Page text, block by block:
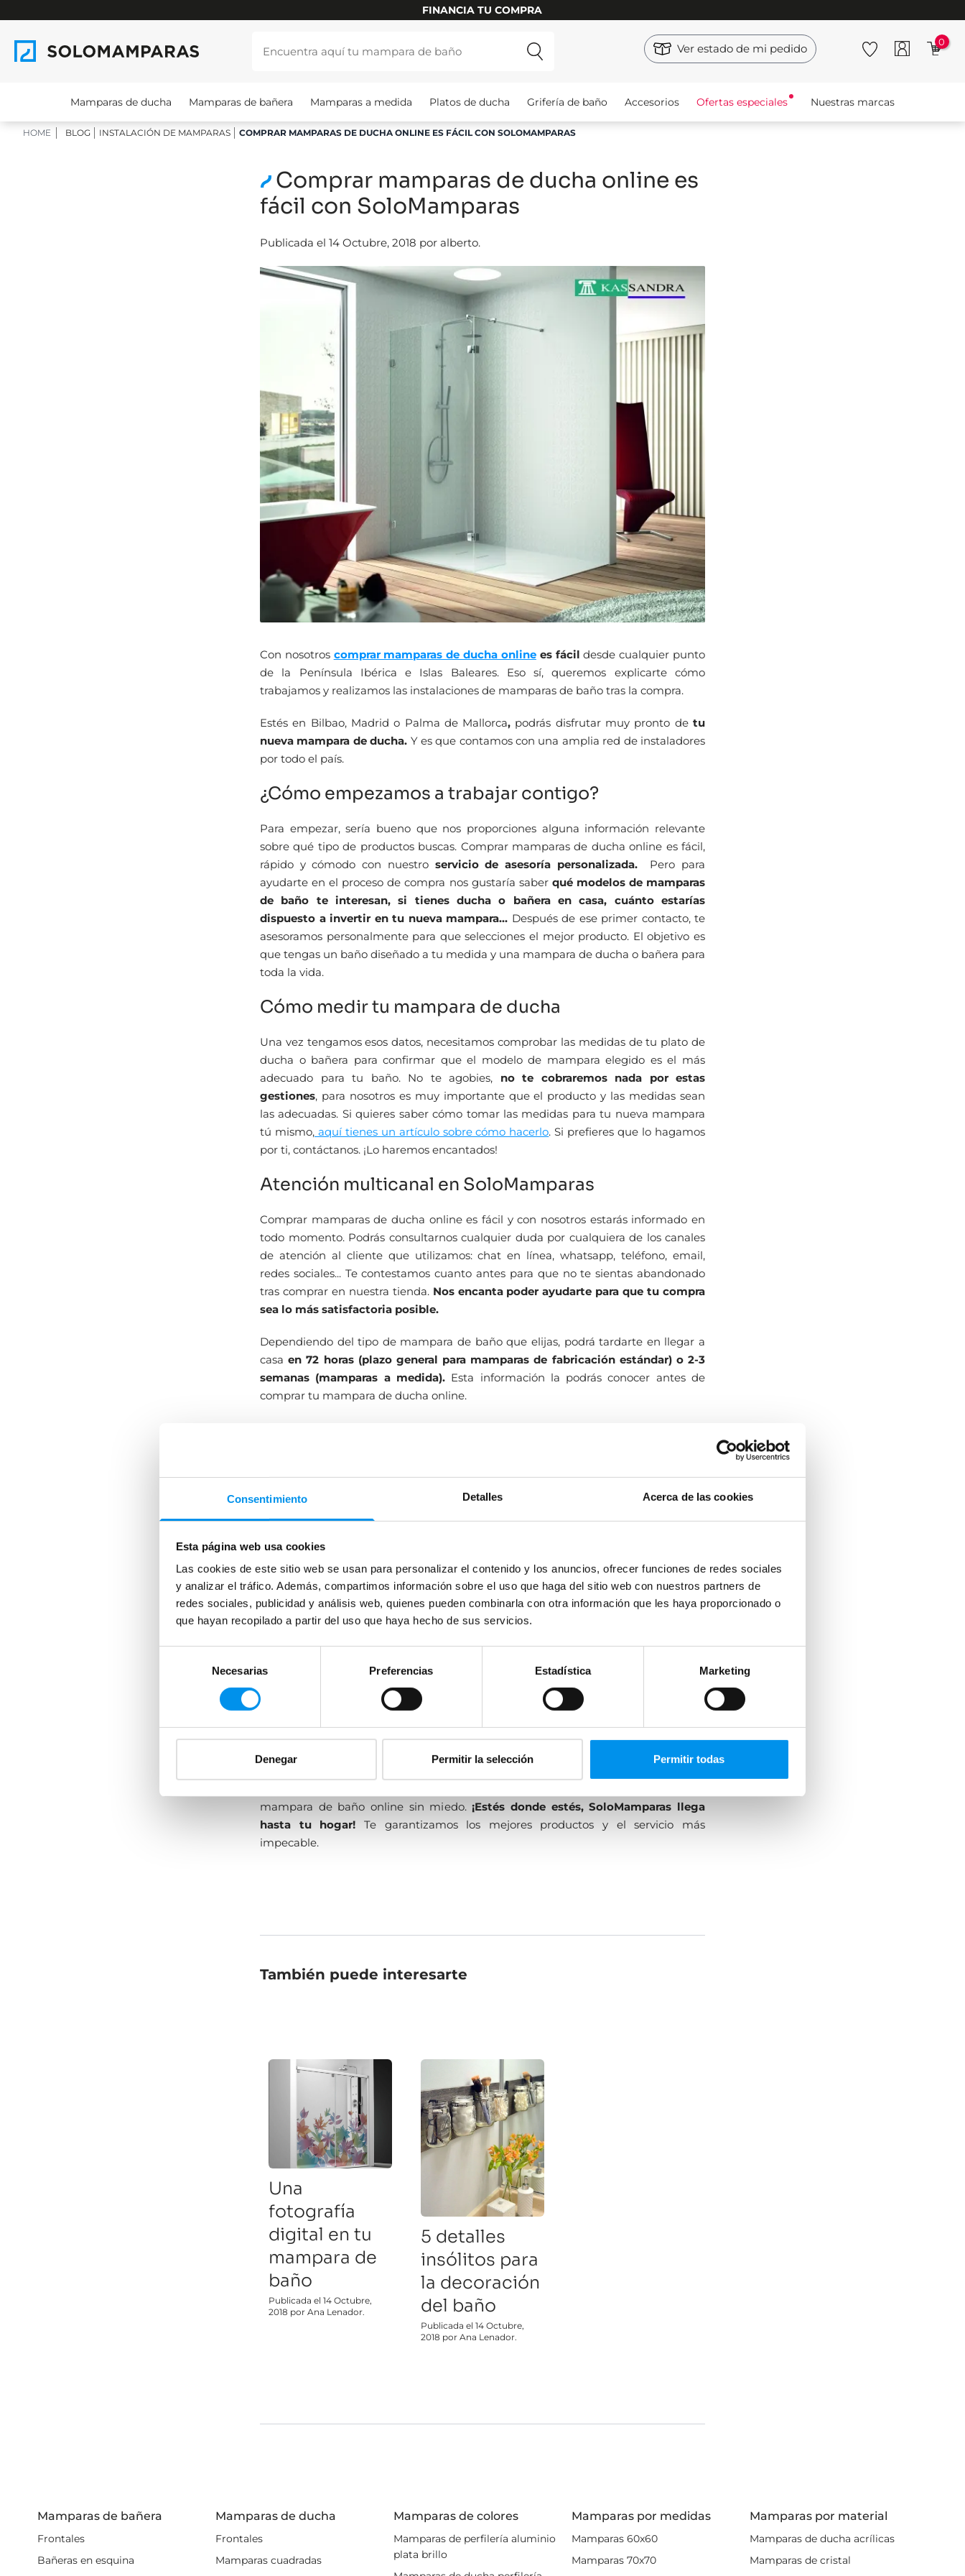
Consentimiento Detalles Acerca de las cookies
Esta página web usa cookies
Las cookies de este sitio web se usan para personalizar el contenido y los anuncios, ofrecer funciones de redes sociales
y analizar el tráfico. Además, compartimos información sobre el uso que haga del sitio web con nuestros partners de
redes sociales, publicidad y análisis web, quienes pueden combinarla con otra información que les haya proporcionado o
que hayan recopilado a partir del uso que haya hecho de sus servicios.
consentimiento
Necesarias Preferencias Estadística Marketing
Denegar Permitir la selección Permitir todas
FINANCIA TU COMPRA
Ver estado de mi pedido 0
Mamparas de ducha Mamparas de bañera Mamparas a medida Platos de ducha Grifería de baño Accesorios Ofertas especiales Nuestras marcas
HOME BLOG INSTALACIÓN DE MAMPARAS COMPRAR MAMPARAS DE DUCHA ONLINE ES FÁCIL CON SOLOMAMPARAS
Comprar mamparas de ducha online es
fácil con SoloMamparas
Publicada el 14 Octubre, 2018 por alberto.
Con nosotros comprar mamparas de ducha onlinees fácil desde cualquier punto
de la Península Ibérica e Islas Baleares. Eso sí, queremos explicarte cómo
trabajamos y realizamos las instalaciones de mamparas de baño tras la compra.
Estés en Bilbao, Madrid o Palma de Mallorca, podrás disfrutar muy pronto detu
nueva mampara de ducha. Y es que contamos con una amplia red de instaladores
por todo el país.
¿Cómo empezamos a trabajar contigo?
Para empezar, sería bueno que nos proporciones alguna información relevante
sobre qué tipo de productos buscas. Comprar mamparas de ducha online es fácil,
rápido y cómodo con nuestro servicio de asesoría personalizada.
Pero para
ayudarte en el proceso de compra nos gustaría saber qué modelos de mamparas
de baño te interesan, si tienes ducha o bañera en casa, cuánto estarías
dispuesto a invertir en tu nueva mampara... Después de ese primer contacto, te
asesoramos personalmente para que selecciones el mejor producto. El objetivo es
que tengas un baño diseñado a tu medida y una mampara de ducha o bañera para
toda la vida.
Cómo medir tu mampara de ducha
Una vez tengamos esos datos, necesitamos comprobar las medidas de tu plato de
ducha o bañera para confirmar que el modelo de mampara elegido es el más
adecuado para tu baño. No te agobies, no te cobraremos nada por estas
gestiones, para nosotros es muy importante que el producto y las medidas sean
las adecuadas. Si quieres saber cómo tomar las medidas para tu nueva mampara
tú mismo, aquí tienes un artículo sobre cómo hacerlo. Si prefieres que lo hagamos
por ti, contáctanos. ¡Lo haremos encantados!
Atención multicanal en SoloMamparas
Comprar mamparas de ducha online es fácil y con nosotros estarás informado en
todo momento. Podrás consultarnos cualquier duda por cualquiera de los canales
de atención al cliente que utilizamos: chat en línea, whatsapp, teléfono, email,
redes sociales... Te contestamos cuanto antes para que no te sientas abandonado
tras comprar en nuestra tienda. Nos encanta poder ayudarte para que tu compra
sea lo más satisfactoria posible.
Dependiendo del tipo de mampara de baño que elijas, podrá tardarte en llegar a
casaen 72 horas (plazo general para mamparas de fabricación estándar) o 2-3
semanas (mamparas a medida).Esta información la podrás conocer antes de
comprar tu mampara de ducha online.
perfectamente instalada. Queremos que empieces cuanto antes a disfrutar de ella
así como del máximo confort en el baño. ¡Confía en nosotros!
Los precios de la instalación profesional al comprar mamparas de ducha online
los puedes ver en cada ficha de producto.
No obstante, si estás en Madrid, te instalamos tu mampara nueva por unos 70
euros (con medición previa gratuita). Si estás a más de 30 kilómetros de la capital,
tu mampara de baño nueva tendrá un mínimo de 2 años de garantía
a nuestros clientes. Queremos que quedes contento tanto en relación a nuestros
productos como a nuestro servicio de instalación profesional o atención al cliente.
mampara de baño online sin miedo.¡Estés donde estés, SoloMamparas llega
hasta tu hogar! Te garantizamos los mejores productos y el servicio más
impecable.
También puede interesarte
Una
fotografía
digital en tu
mampara de
baño
Publicada el 14 Octubre,
2018 por Ana Lenador.
5 detalles
insólitos para
la decoración
del baño
Publicada el 14 Octubre,
2018 por Ana Lenador.
Mamparas de bañera
Frontales
Bañeras en esquina
Mamparas de ducha
Frontales
Mamparas cuadradas
Mamparas de colores
Mamparas de perfilería aluminio
plata brillo
Mamparas por medidas
Mamparas 60x60
Mamparas 70x70
Mamparas por material
Mamparas de ducha acrílicas
Mamparas de cristal